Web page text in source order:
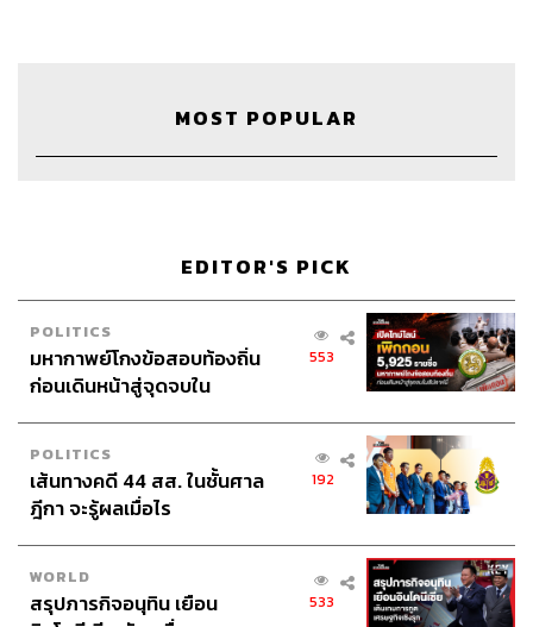
Credits
Show Creator นครินทร์ วนกิจไพบูลย์
Show Producer ปวริศา ตั้งตุลานนท์
Creative ภัทร จารุอริยานนท์
Video Editor วุฒิชัย ถิระบัญชาศักดิ์
Sound Designer & Engineer กฤตพล จียะเกียรติ
MOST POPULAR
EDITOR'S PICK
POLITICS
มหากาพย์โกงข้อสอบท้องถิ่น
ก่อนเดินหน้าสู่จุดจบใน
553
POLITICS
เส้นทางคดี 44 สส. ในชั้นศาล
ฎีกา จะรู้ผลเมื่อไร
192
WORLD
สรุปภารกิจอนุทิน เยือน
533